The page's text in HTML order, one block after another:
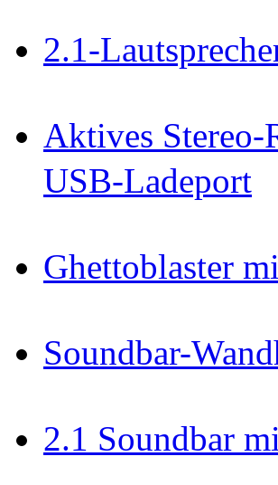
2.1-
Aktives Stereo-
USB-Ladeport
Ghettoblaster
Soundbar-
2.1 Soundbar